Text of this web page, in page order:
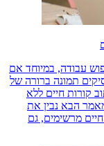
עבודה, במיוחד אם
תמונה ברורה של
קורות חיים ללא
הבא נבין את
מרשימים, גם